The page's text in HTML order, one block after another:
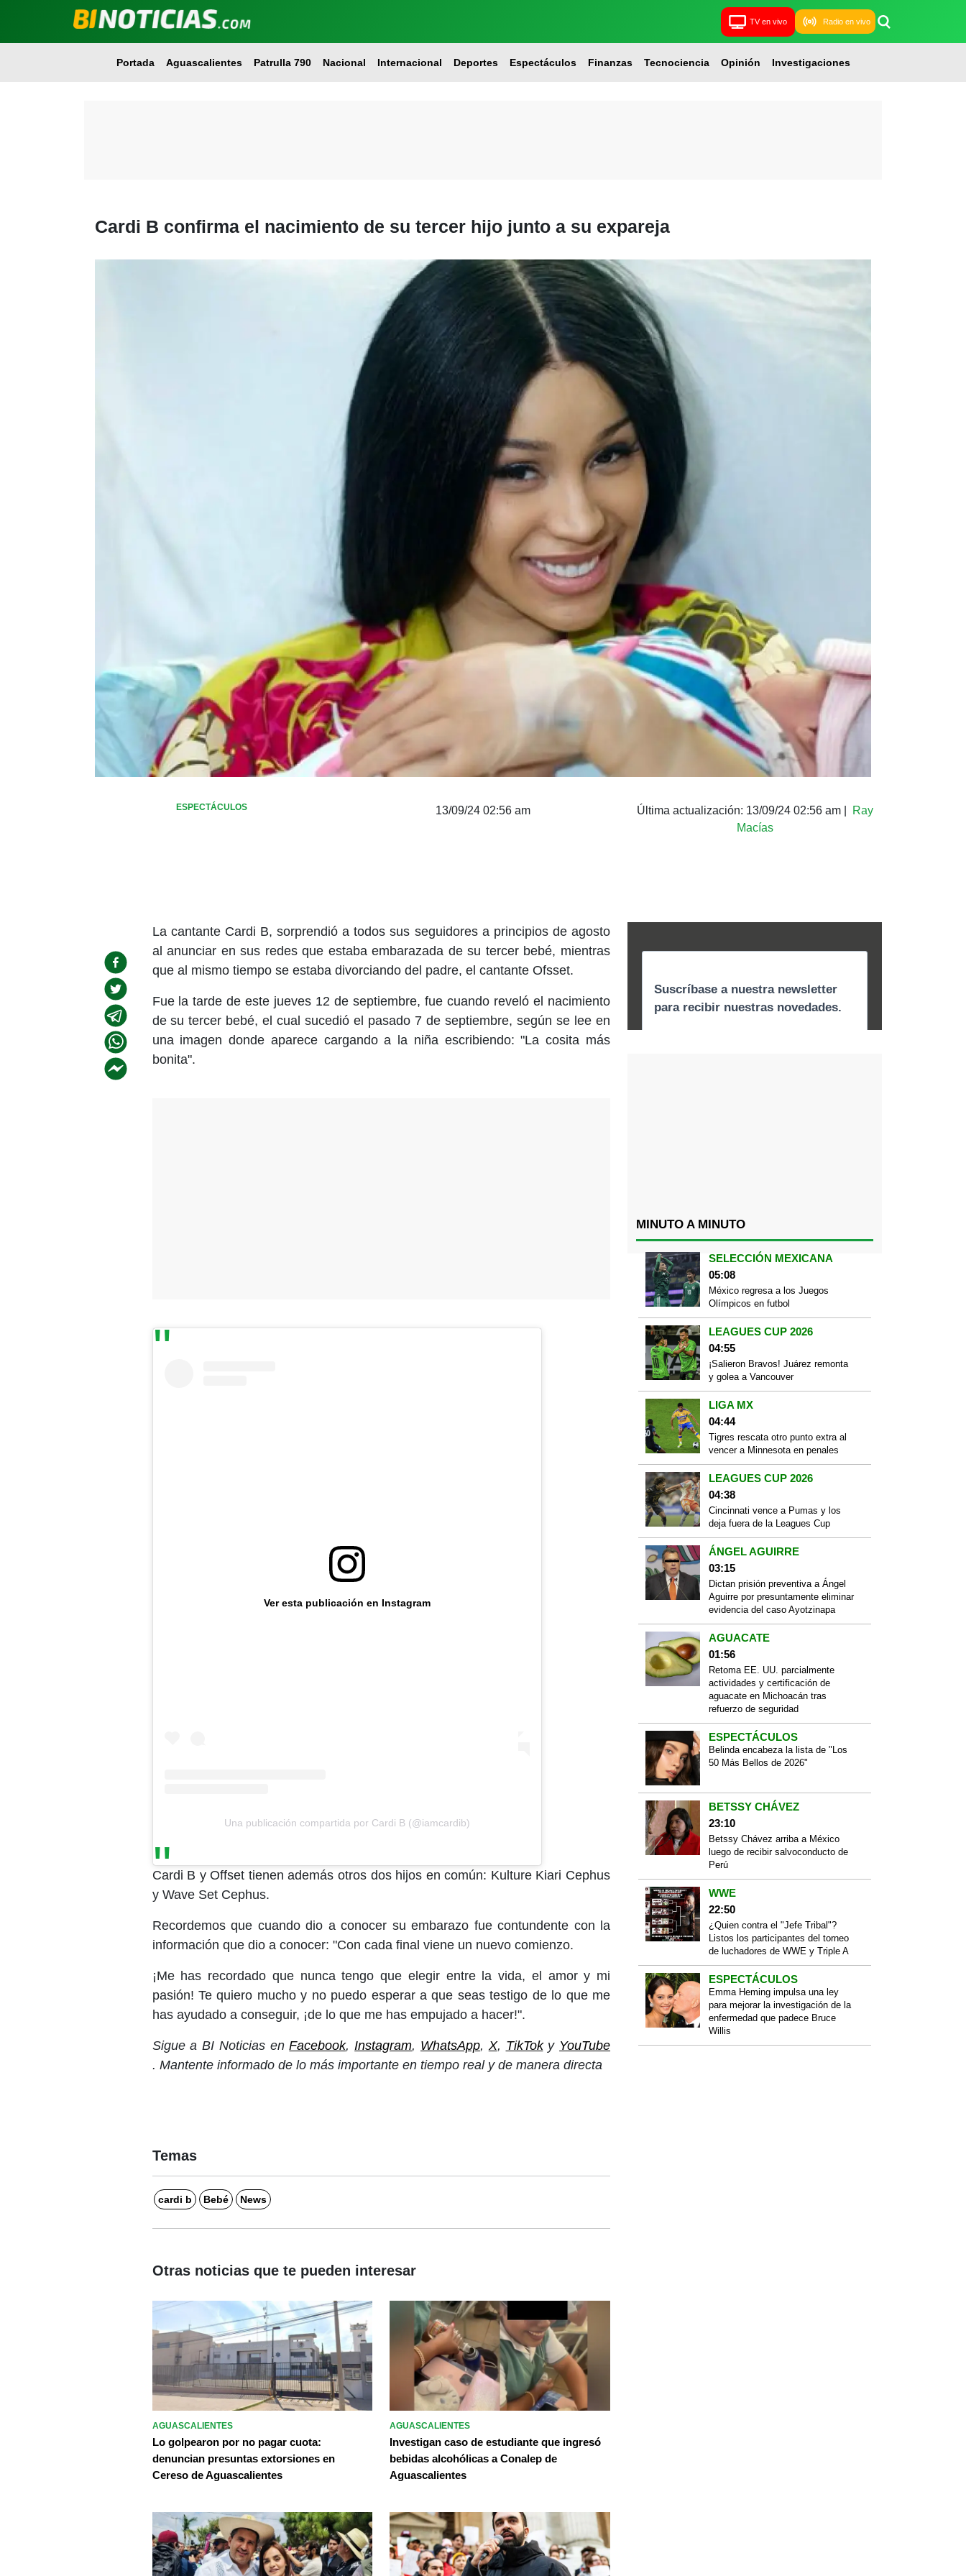
TV en vivo Radio en vivo
Portada Aguascalientes Patrulla 790 Nacional Internacional Deportes Espectáculos Finanzas Tecnociencia Opinión Investigaciones
Cardi B confirma el nacimiento de su tercer hijo junto a su expareja
ESPECTÁCULOS 13/09/24 02:56 am Última actualización: 13/09/24 02:56 am|
Ray
Macías
La cantante Cardi B, sorprendió a todos sus seguidores a principios de agosto
al anunciar en sus redes que estaba embarazada de su tercer bebé, mientras
que al mismo tiempo se estaba divorciando del padre, el cantante Ofsset.
Fue la tarde de este jueves 12 de septiembre, fue cuando reveló el nacimiento
de su tercer bebé, el cual sucedió el pasado 7 de septiembre, según se lee en
una imagen donde aparece cargando a la niña escribiendo: "La cosita más
bonita".
Ver esta publicación en Instagram
Una publicación compartida por Cardi B (@iamcardib)
Cardi B y Offset tienen además otros dos hijos en común: Kulture Kiari Cephus
y Wave Set Cephus.
Recordemos que cuando dio a conocer su embarazo fue contundente con la
información que dio a conocer: "Con cada final viene un nuevo comienzo.
¡Me has recordado que nunca tengo que elegir entre la vida, el amor y mi
pasión! Te quiero mucho y no puedo esperar a que seas testigo de lo que me
has ayudado a conseguir, ¡de lo que me has empujado a hacer!".
Sigue a BI Noticias enFacebook,Instagram, WhatsApp, X, TikToky YouTube
. Mantente informado de lo más importante en tiempo real y de manera directa
Temas
cardi b Bebé News
MINUTO A MINUTO
SELECCIÓN MEXICANA
05:08
México regresa a los Juegos
Olímpicos en futbol
LEAGUES CUP 2026
04:55
¡Salieron Bravos! Juárez remonta
y golea a Vancouver
LIGA MX
04:44
Tigres rescata otro punto extra al
vencer a Minnesota en penales
LEAGUES CUP 2026
04:38
Cincinnati vence a Pumas y los
deja fuera de la Leagues Cup
ÁNGEL AGUIRRE
03:15
Dictan prisión preventiva a Ángel
Aguirre por presuntamente eliminar
evidencia del caso Ayotzinapa
AGUACATE
01:56
Retoma EE. UU. parcialmente
actividades y certificación de
aguacate en Michoacán tras
refuerzo de seguridad
ESPECTÁCULOS
Belinda encabeza la lista de "Los
50 Más Bellos de 2026"
BETSSY CHÁVEZ
23:10
Betssy Chávez arriba a México
luego de recibir salvoconducto de
Perú
WWE
22:50
¿Quien contra el "Jefe Tribal"?
Listos los participantes del torneo
de luchadores de WWE y Triple A
ESPECTÁCULOS
Emma Heming impulsa una ley
para mejorar la investigación de la
enfermedad que padece Bruce
Willis
Otras noticias que te pueden interesar
AGUASCALIENTES
Lo golpearon por no pagar cuota:
denuncian presuntas extorsiones en
Cereso de Aguascalientes
AGUASCALIENTES
Investigan caso de estudiante que ingresó
bebidas alcohólicas a Conalep de
Aguascalientes